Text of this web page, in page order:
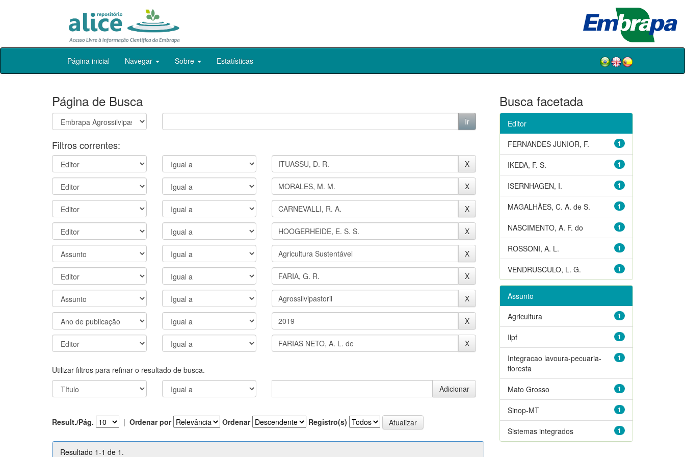
Skip
Página inicial Navegar Sobre Estatísticas
Página de Busca
Filtros correntes:
Utilizar filtros para refinar o resultado de busca.
Result./Pág. | Ordenar por Ordenar Registro(s)
Resultado 1-1 de 1.
Busca facetada
Editor
1
FERNANDES JUNIOR, F.
1
IKEDA, F. S.
1
ISERNHAGEN, I.
1
MAGALHÃES, C. A. de S.
1
NASCIMENTO, A. F. do
1
ROSSONI, A. L.
1
VENDRUSCULO, L. G.
Assunto
1
Agricultura
1
Ilpf
1
Integracao lavoura-pecuaria-
floresta
1
Mato Grosso
1
Sinop-MT
1
Sistemas integrados